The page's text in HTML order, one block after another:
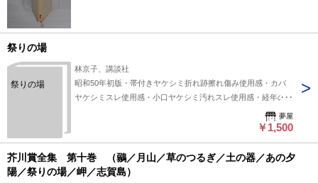
祭りの場
祭りの場
林京子、講談社
昭和50年初版・帯付きヤケシミ折れ跡擦れ傷み使用感・カバ
ヤケシミスレ使用感・小口ヤケシミ汚れスレ使用感・経年のヤ
夢屋
￥1,500
芥川賞全集 第十巻 （鶸／月山／草のつるぎ／土の器／あの夕
陽／祭りの場／岬／志賀島）